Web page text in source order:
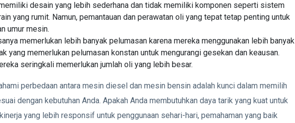
desain yang lebih sederhana dan tidak memiliki komponen seperti sistem
yang rumit. Namun, pemantauan dan perawatan oli yang tepat tetap penting untuk
umur mesin.
memerlukan lebih banyak pelumasan karena mereka menggunakan lebih banyak
yang memerlukan pelumasan konstan untuk mengurangi gesekan dan keausan.
seringkali memerlukan jumlah oli yang lebih besar.
perbedaan antara mesin diesel dan mesin bensin adalah kunci dalam memilih
dengan kebutuhan Anda. Apakah Anda membutuhkan daya tarik yang kuat untuk
yang lebih responsif untuk penggunaan sehari-hari, pemahaman yang baik